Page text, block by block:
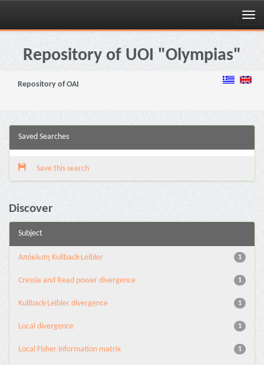
Skip
navigationRepository of UOI "Olympias"
Repository of OAI
Saved Searches
Save this search
Discover
Subject
1
Aπόκλιση Kullback-Leibler
1
Cressie and Read power divergence
1
Kullback-Leibler divergence
1
Local divergence
1
Local Fisher information matrix